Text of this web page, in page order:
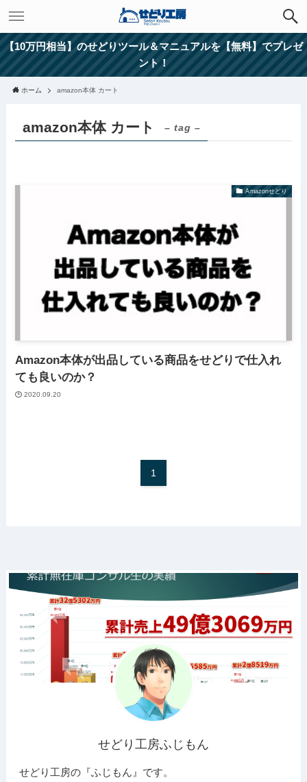
【10万円相当】のせどりツール＆マニュアルを【無料】でプレゼ
ント！
ホーム amazon本体 カート
amazon本体 カート – tag –
Amazonせどり
Amazon本体が出品している商品をせどりで仕入れ
ても良いのか？
2020.09.20
1
せどり工房ふじもん
せどり工房の『ふじもん』です。